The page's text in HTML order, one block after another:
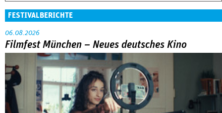
FESTIVALBERICHTE
06.08.2026
Filmfest München – Neues deutsches Kino